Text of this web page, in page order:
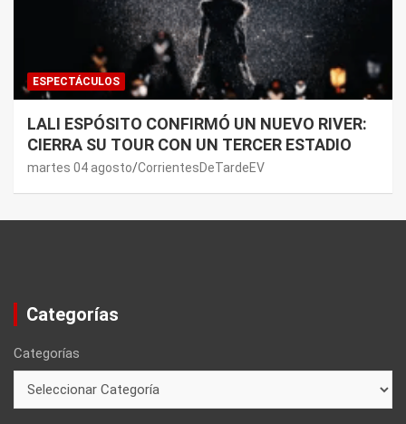
ESPECTÁCULOS
LALI ESPÓSITO CONFIRMÓ UN NUEVO RIVER:
CIERRA SU TOUR CON UN TERCER ESTADIO
martes 04 agosto CorrientesDeTardeEV
Categorías
Categorías